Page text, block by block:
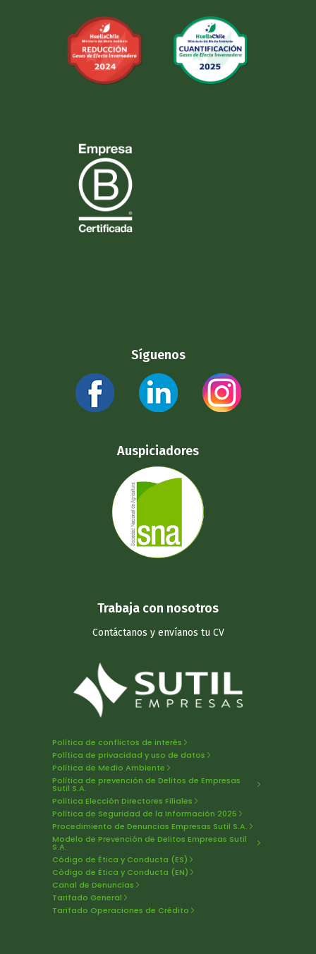
Síguenos
Auspiciadores
Trabaja con nosotros
Contáctanos y envíanos tu CV
Política de conflictos de interés
Política de privacidad y uso de datos
Política de Medio Ambiente
Política de prevención de Delitos de Empresas
Sutil S.A.
Política Elección Directores Filiales
Política de Seguridad de la Información 2025
Procedimiento de Denuncias Empresas Sutil S.A.
Modelo de Prevención de Delitos Empresas Sutil
S.A.
Código de Ética y Conducta (ES)
Código de Ética y Conducta (EN)
Canal de Denuncias
Tarifado General
Tarifado Operaciones de Crédito